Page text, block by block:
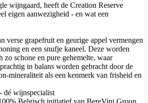
wijngaard, heeft de Creation Reserve
eigen aanwezigheid - en wat een
verse grapefruit en geurige appel vermengen
en een snufje kaneel. Deze worden
zo schone en pure gehemelte, waar
in balans worden gebracht door de
mineraliteit als een kenmerk van frisheid en
wijnspecialist
Belgisch initiatief van BereVini Group.